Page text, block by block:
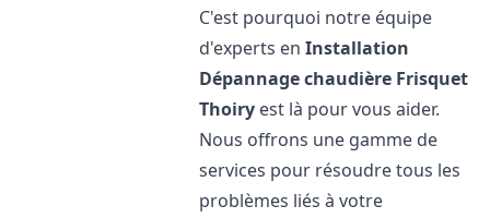
C'est pourquoi notre équipe
d'experts enInstallation
Dépannage chaudière Frisquet
Thoiry est là pour vous aider.
Nous offrons une gamme de
services pour résoudre tous les
problèmes liés à votre